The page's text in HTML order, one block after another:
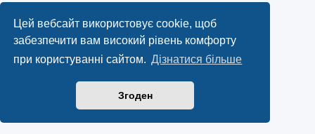
Цей вебсайт використовує cookie, щоб
забезпечити вам високий рівень комфорту
при користуванні сайтом. Дізнатися більше
Згоден